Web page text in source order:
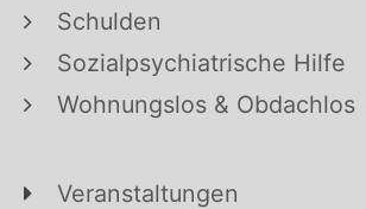
Schulden
Sozialpsychiatrische Hilfe
Wohnungslos & Obdachlos
Veranstaltungen